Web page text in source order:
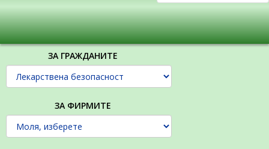
ЗА ГРАЖДАНИТЕ
ЗА ФИРМИТЕ